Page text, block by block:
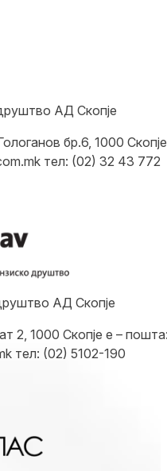
АД Скопје
бр.6, 1000 Скопје
тел: (02) 32 43 772
АД Скопје
2, 1000 Скопје е –
тел: (02) 5102-190